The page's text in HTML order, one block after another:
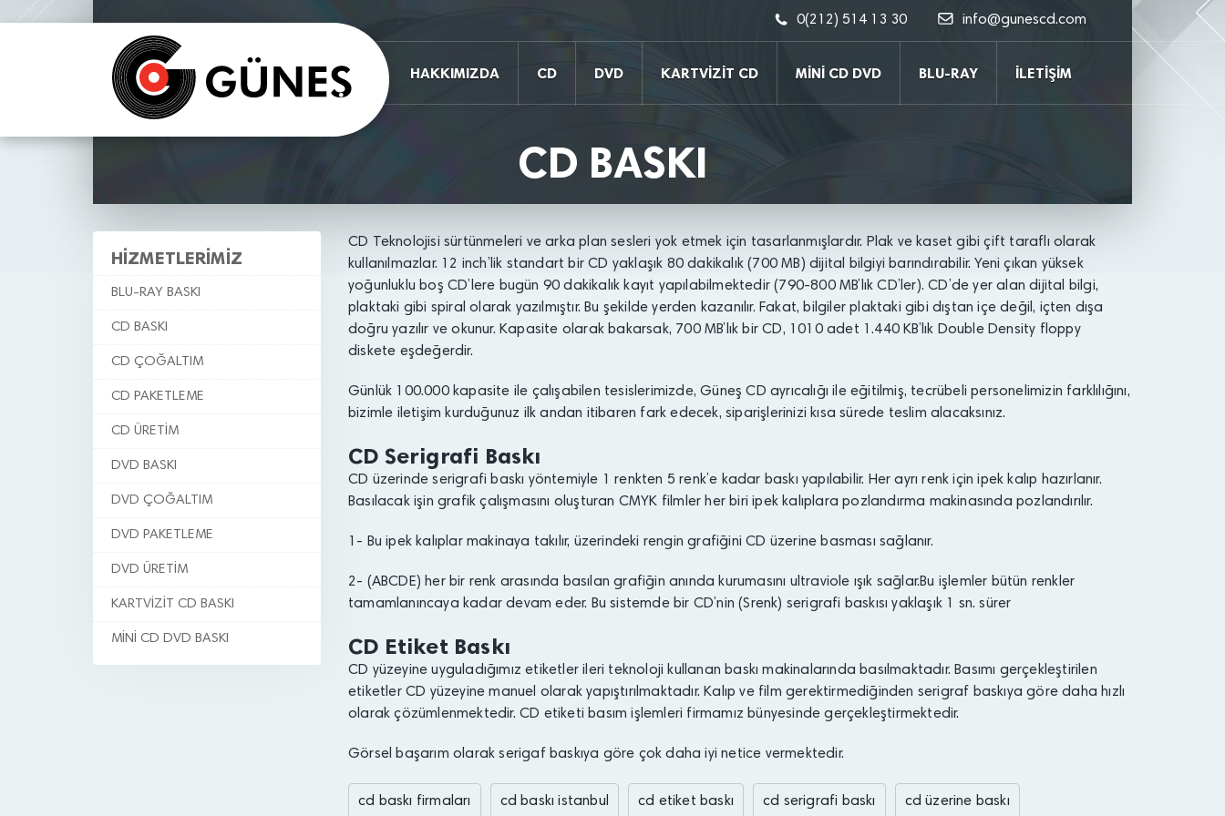
0(212) 514 13 30 info@gunescd.com
HAKKIMIZDA CD DVD KARTVİZİT CD MİNİ CD DVD BLU-RAY İLETİŞİM
CD BASKI
HİZMETLERİMİZ
BLU-RAY BASKI
CD BASKI
CD ÇOĞALTIM
CD PAKETLEME
CD ÜRETİM
DVD BASKI
DVD ÇOĞALTIM
DVD PAKETLEME
DVD ÜRETİM
KARTVİZİT CD BASKI
MİNİ CD DVD BASKI
CD Teknolojisi sürtünmeleri ve arka plan sesleri yok etmek için tasarlanmışlardır. Plak ve kaset gibi çift taraflı olarak
kullanılmazlar. 12 inch’lik standart bir CD yaklaşık 80 dakikalık (700 MB) dijital bilgiyi barındırabilir. Yeni çıkan yüksek
yoğunluklu boş CD’lere bugün 90 dakikalık kayıt yapılabilmektedir (790-800 MB’lık CD’ler). CD’de yer alan dijital bilgi,
plaktaki gibi spiral olarak yazılmıştır. Bu şekilde yerden kazanılır. Fakat, bilgiler plaktaki gibi dıştan içe değil, içten dışa
doğru yazılır ve okunur. Kapasite olarak bakarsak, 700 MB’lık bir CD, 1010 adet 1.440 KB’lık Double Density floppy
diskete eşdeğerdir.
Günlük 100.000kapasite ile çalışabilen tesislerimizde, Güneş CD ayrıcalığı ile eğitilmiş, tecrübeli personelimizin farklılığını,
bizimle iletişim kurduğunuz ilk andan itibaren fark edecek, siparişlerinizi kısa sürede teslim alacaksınız.
CD Serigrafi Baskı
CD üzerinde serigrafi baskı yöntemiyle 1 renkten 5 renk’e kadar baskı yapılabilir. Her ayrı renk için ipek kalıp hazırlanır.
Basılacak işin grafik çalışmasını oluşturan CMYK filmler her biri ipek kalıplara pozlandırma makinasında pozlandırılır.
1- Bu ipek kalıplar makinaya takılır, üzerindeki rengin grafiğini CD üzerine basması sağlanır.
2- (ABCDE) her bir renk arasında basılan grafiğin anında kurumasını ultraviole ışık sağlar.Bu işlemler bütün renkler
tamamlanıncaya kadar devam eder. Bu sistemde bir CD’nin (Srenk) serigrafi baskısı yaklaşık 1 sn. sürer
CD Etiket Baskı
CD yüzeyine uyguladığımız etiketler ileri teknoloji kullanan baskı makinalarında basılmaktadır. Basımı gerçekleştirilen
etiketler CD yüzeyine manuel olarak yapıştırılmaktadır. Kalıp ve film gerektirmediğinden serigraf baskıya göre daha hızlı
olarak çözümlenmektedir. CD etiketi basım işlemleri firmamız bünyesinde gerçekleştirmektedir.
Görsel başarım olarak serigaf baskıya göre çok daha iyi netice vermektedir.
cd baskı firmaları cd baskı istanbul cd etiket baskı cd serigrafi baskı cd üzerine baskı